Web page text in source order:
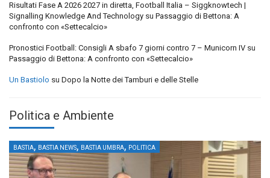
Risultati Fase A 2026 2027 in diretta, Football Italia – Siggknowtech |
Signalling Knowledge And Technology su Passaggio di Bettona: A
confronto con «Settecalcio»
Pronostici Football: Consigli A sbafo 7 giorni contro 7 – Municorn IV su
Passaggio di Bettona: A confronto con «Settecalcio»
Un Bastiolo su Dopo la Notte dei Tamburi e delle Stelle
Politica e Ambiente
BASTIA, BASTIA NEWS, BASTIA UMBRA, POLITICA